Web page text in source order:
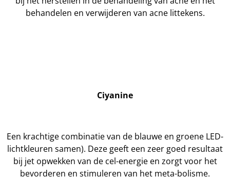
behandelen en verwijderen van acne littekens.
Ciyanine
Een krachtige combinatie van de blauwe en groene LED-
lichtkleuren samen). Deze geeft een zeer goed resultaat
bij jet opwekken van de cel-energie en zorgt voor het
bevorderen en stimuleren van het meta-bolisme.